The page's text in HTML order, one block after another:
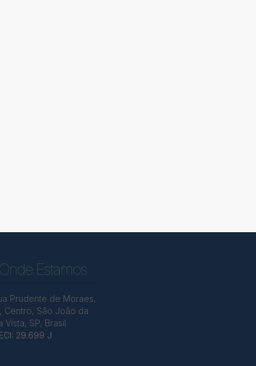
Onde Estamos
Prudente de Moraes,
, Centro, São João da
Vista, SP, Brasil
29.699 J